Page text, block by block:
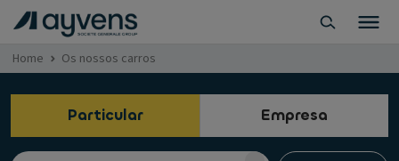
Home Os nossos carros
Particular Empresa